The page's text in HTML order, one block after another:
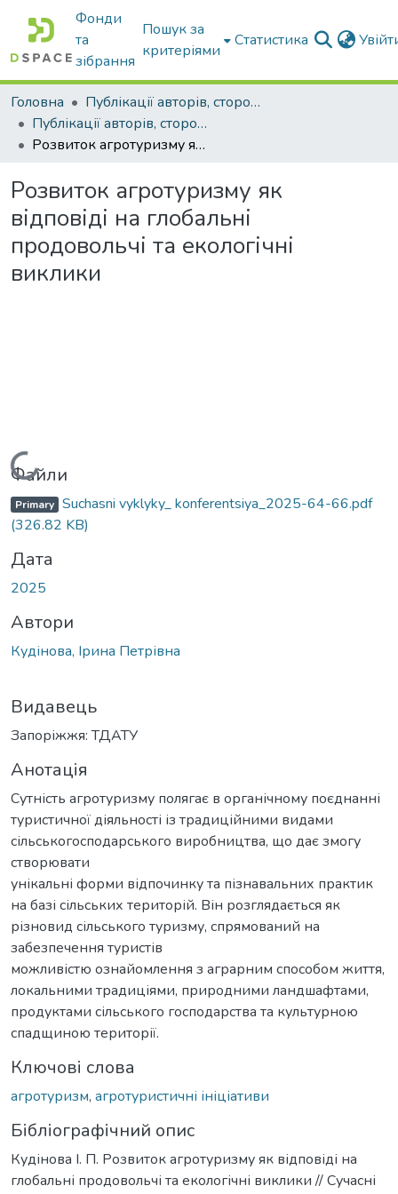
Фонди
та
зібрання
Пошук за
критеріями
Статистика
Головна
Публікації авторів, сторонніх університету
Публікації авторів, сторонніх університету
Розвиток агротуризму як відповіді на глобальні продовольчі та екологічні виклики
Розвиток агротуризму як
відповіді на глобальні
продовольчі та екологічні
виклики
Вантажиться...
Файли
Primary Suchasni vyklyky_ konferentsiya_2025-64-66.pdf
(326.82 KB)
Дата
2025
Автори
Кудінова, Ірина Петрівна
Видавець
Запоріжжя: ТДАТУ
Анотація
Сутність агротуризму полягає в органічному поєднанні
туристичної діяльності із традиційними видами
сільськогосподарського виробництва, що дає змогу
створювати
унікальні форми відпочинку та пізнавальних практик
на базі сільських територій. Він розглядається як
різновид сільського туризму, спрямований на
забезпечення туристів
можливістю ознайомлення з аграрним способом життя,
локальними традиціями, природними ландшафтами,
продуктами сільського господарства та культурною
спадщиною території.
Ключові слова
агротуризм, агротуристичні ініціативи
Бібліографічний опис
Кудінова І. П. Розвиток агротуризму як відповіді на
глобальні продовольчі та екологічні виклики // Сучасні